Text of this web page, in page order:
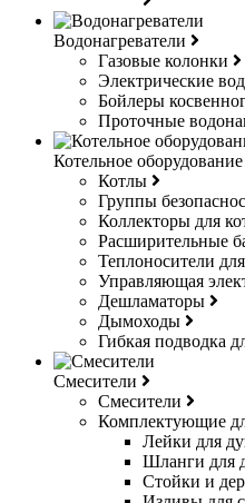
Водонагреватели
Газовые колонки
Электрические
Бойлеры
Проточные
Котельное оборудование
Котлы
Группы
Коллекторы для
Расширительные
Теплоносители
Управляющая
Дешламаторы
Дымоходы
Гибкая подводка
Смесители
Смесители
Комплектующие
Лейки для
Шланги для
Стойки и